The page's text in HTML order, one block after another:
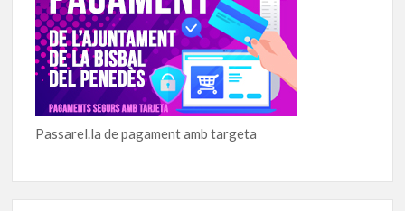
Passarel.la de pagament amb targeta